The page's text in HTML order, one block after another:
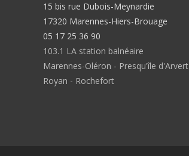
15 bis rue Dubois-Meynardie
17320 Marennes-Hiers-Brouage
05 17 25 36 90
103.1 LA station balnéaire
Marennes-Oléron - Presqu'île d'Arvert
Royan - Rochefort